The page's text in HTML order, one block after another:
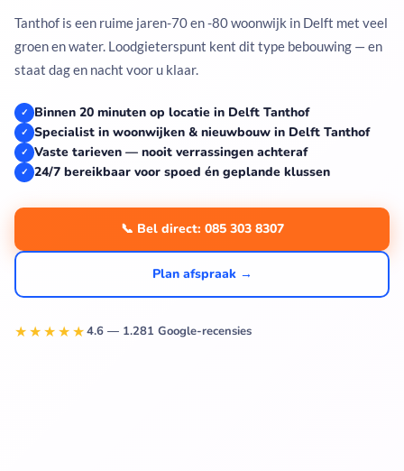
Tanthof is een ruime jaren-70 en -80 woonwijk in Delft met veel
groen en water. Loodgieterspunt kent dit type bebouwing — en
staat dag en nacht voor u klaar.
✓ Binnen 20 minuten op locatie in Delft Tanthof
✓ Specialist in woonwijken & nieuwbouw in Delft Tanthof
✓ Vaste tarieven — nooit verrassingen achteraf
✓ 24/7 bereikbaar voor spoed én geplande klussen
📞 Bel direct: 085 303 8307
Plan afspraak →
★★★★★4.6 — 1.281 Google-recensies